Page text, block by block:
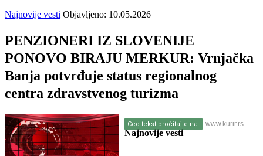
Najnovije vesti Objavljeno: 10.05.2026
PENZIONERI IZ SLOVENIJE
PONOVO BIRAJU MERKUR: Vrnjačka
Banja potvrđuje status regionalnog
centra zdravstvenog turizma
Ceo tekst pročitajte na: www.kurir.rs
Najnovije vesti